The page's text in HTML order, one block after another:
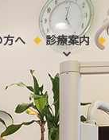
方へ 診療案内